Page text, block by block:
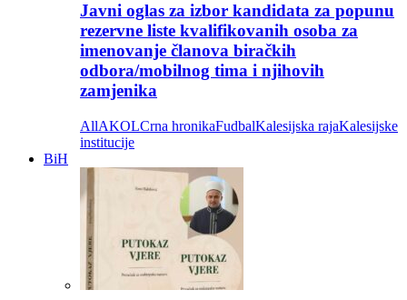
Javni oglas za izbor kandidata za popunu
rezervne liste kvalifikovanih osoba za
imenovanje članova biračkih
odbora/mobilnog tima i njihovih
zamjenika
AllAKOLCrna hronikaFudbalKalesijska rajaKalesijske
institucije
BiH